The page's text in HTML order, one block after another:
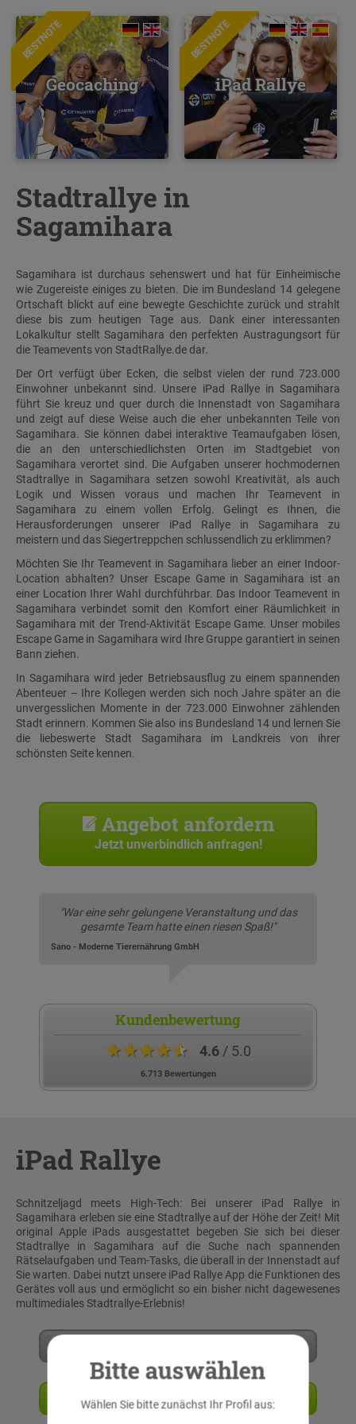
BESTNOTE
Geocaching
BESTNOTE
iPad Rallye
Stadtrallye in
Sagamihara
Sagamihara ist durchaus sehenswert und hat für Einheimische
wie Zugereiste einiges zu bieten. Die im Bundesland 14 gelegene
Ortschaft blickt auf eine bewegte Geschichte zurück und strahlt
diese bis zum heutigen Tage aus. Dank einer interessanten
Lokalkultur stellt Sagamihara den perfekten Austragungsort für
die Teamevents von StadtRallye.de dar.
Der Ort verfügt über Ecken, die selbst vielen der rund 723.000
Einwohner unbekannt sind. Unsere iPad Rallye in Sagamihara
führt Sie kreuz und quer durch die Innenstadt von Sagamihara
und zeigt auf diese Weise auch die eher unbekannten Teile von
Sagamihara. Sie können dabei interaktive Teamaufgaben lösen,
die an den unterschiedlichsten Orten im Stadtgebiet von
Sagamihara verortet sind. Die Aufgaben unserer hochmodernen
Stadtrallye in Sagamihara setzen sowohl Kreativität, als auch
Logik und Wissen voraus und machen Ihr Teamevent in
Sagamihara zu einem vollen Erfolg. Gelingt es Ihnen, die
Herausforderungen unserer iPad Rallye in Sagamihara zu
meistern und das Siegertreppchen schlussendlich zu erklimmen?
Möchten Sie Ihr Teamevent in Sagamihara lieber an einer Indoor-
Location abhalten? Unser Escape Game in Sagamihara ist an
einer Location Ihrer Wahl durchführbar. Das Indoor Teamevent in
Sagamihara verbindet somit den Komfort einer Räumlichkeit in
Sagamihara mit der Trend-Aktivität Escape Game. Unser mobiles
Escape Game in Sagamihara wird Ihre Gruppe garantiert in seinen
Bann ziehen.
In Sagamihara wird jeder Betriebsausflug zu einem spannenden
Abenteuer – Ihre Kollegen werden sich noch Jahre später an die
unvergesslichen Momente in der 723.000 Einwohner zählenden
Stadt erinnern. Kommen Sie also ins Bundesland 14 und lernen Sie
die liebeswerte Stadt Sagamihara im Landkreis von ihrer
schönsten Seite kennen.
Angebot anfordern
Jetzt unverbindlich anfragen!
"War eine sehr gelungene Veranstaltung und das
gesamte Team hatte einen riesen Spaß!"
Sano - Moderne Tierernährung GmbH
Kundenbewertung
★★★★★ 4.6/ 5.0
6.713 Bewertungen
iPad Rallye
Schnitzeljagd meets High-Tech: Bei unserer iPad Rallye in
Sagamihara erleben sie eine Stadtrallye auf der Höhe der Zeit! Mit
original Apple iPads ausgestattet begeben Sie sich bei dieser
Stadtrallye in Sagamihara auf die Suche nach spannenden
Rätselaufgaben und Team-Tasks, die überall in der Innenstadt auf
Sie warten. Dabei nutzt unsere iPad Rallye App die Funktionen des
Gerätes voll aus und ermöglicht so ein bisher nicht dagewesenes
multimediales Stadtrallye-Erlebnis!
Angebot anfordern
Bitte auswählen
Wählen Sie bitte zunächst Ihr Profil aus: